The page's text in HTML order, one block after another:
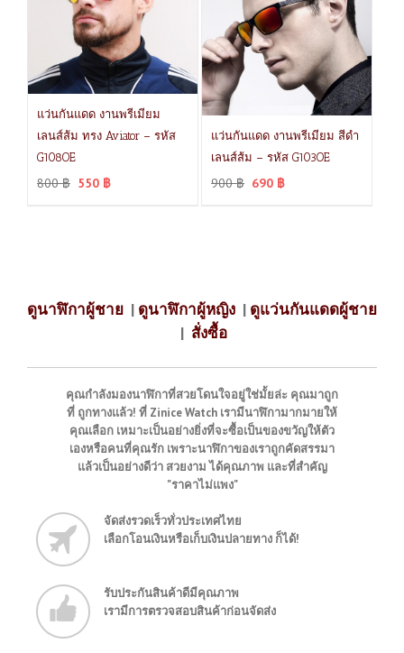
แว่นกันแดด งานพรีเมียม
เลนส์ส้ม ทรง Aviator – รหัส
G108OE
800฿ 550 ฿
แว่นกันแดด งานพรีเมียม สีดำ
เลนส์ส้ม – รหัส G103OE
900฿ 690 ฿
ดูนาฬิกาผู้ชาย | ดูนาฬิกาผู้หญิง | ดูแว่นกันแดดผู้ชาย
| สั่งซื้อ
คุณกำลังมองนาฬิกาที่สวยโดนใจอยู่ใช่มั้ยล่ะ คุณมาถูก
ที่ ถูกทางแล้ว! ที่ Zinice Watch เรามีนาฬิกามากมายให้
คุณเลือก เหมาะเป็นอย่างยิ่งที่จะซื้อเป็นของขวัญให้ตัว
เองหรือคนที่คุณรัก เพราะนาฬิกาของเราถูกคัดสรรมา
แล้วเป็นอย่างดีว่า สวยงาม ได้คุณภาพ และที่สำคัญ
"ราคาไม่แพง"
จัดส่งรวดเร็วทั่วประเทศไทย
เลือกโอนเงินหรือเก็บเงินปลายทาง ก็ได้!
รับประกันสินค้าดีมีคุณภาพ
เรามีการตรวจสอบสินค้าก่อนจัดส่ง